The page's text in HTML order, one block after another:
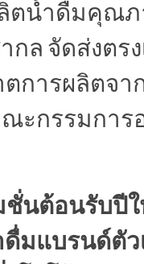
ตน้ำดื่มคุณ
กล จัดส่งตรง
การผลิตจา
ะกรรมการ
มชั่นต้อนรับปี
มแบรนด์ตัวเ